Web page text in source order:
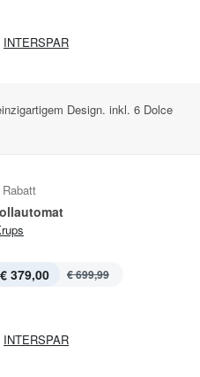
INTERSPAR
Design. inkl. 6 Dolce
Rabatt
€ 379,00 € 699,99
INTERSPAR